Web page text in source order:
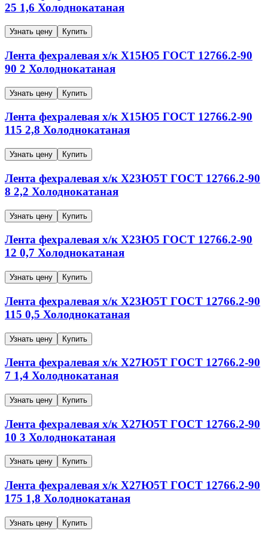
25 1,6 Холоднокатаная
Узнать цену Купить
Лента фехралевая х/к Х15Ю5 ГОСТ 12766.2-90
90 2 Холоднокатаная
Узнать цену Купить
Лента фехралевая х/к Х15Ю5 ГОСТ 12766.2-90
115 2,8 Холоднокатаная
Узнать цену Купить
Лента фехралевая х/к Х23Ю5Т ГОСТ 12766.2-90
8 2,2 Холоднокатаная
Узнать цену Купить
Лента фехралевая х/к Х23Ю5 ГОСТ 12766.2-90
12 0,7 Холоднокатаная
Узнать цену Купить
Лента фехралевая х/к Х23Ю5Т ГОСТ 12766.2-90
115 0,5 Холоднокатаная
Узнать цену Купить
Лента фехралевая х/к Х27Ю5Т ГОСТ 12766.2-90
7 1,4 Холоднокатаная
Узнать цену Купить
Лента фехралевая х/к Х27Ю5Т ГОСТ 12766.2-90
10 3 Холоднокатаная
Узнать цену Купить
Лента фехралевая х/к Х27Ю5Т ГОСТ 12766.2-90
175 1,8 Холоднокатаная
Узнать цену Купить